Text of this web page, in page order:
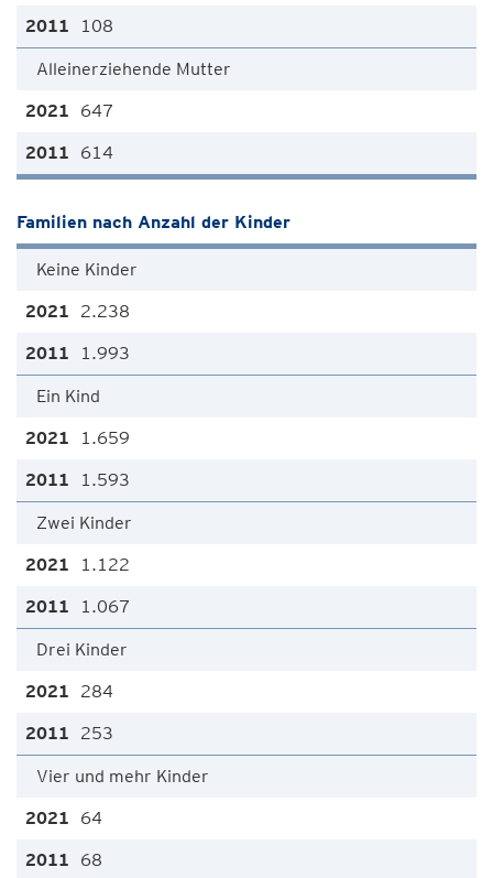
108
Alleinerziehende Mutter
647
614
Familien nach Anzahl der Kinder
Keine Kinder
2.238
1.993
Ein Kind
1.659
1.593
Zwei Kinder
1.122
1.067
Drei Kinder
284
253
Vier und mehr Kinder
64
68